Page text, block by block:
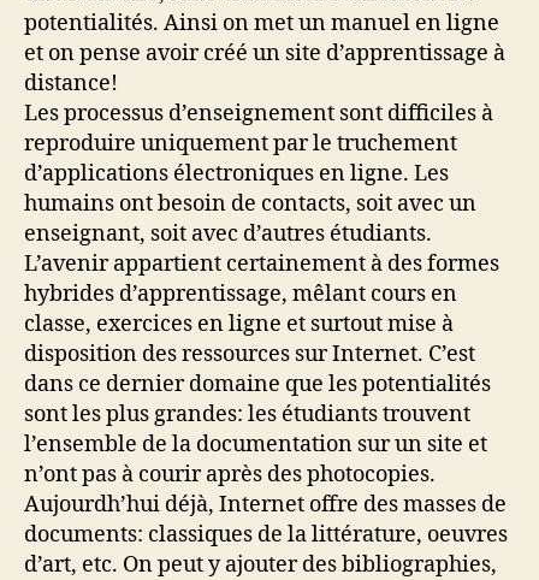
potentialités. Ainsi on met un manuel en ligne
et on pense avoir créé un site d’apprentissage à
distance!
Les processus d’enseignement sont difficiles à
reproduire uniquement par le truchement
d’applications électroniques en ligne. Les
humains ont besoin de contacts, soit avec un
enseignant, soit avec d’autres étudiants.
L’avenir appartient certainement à des formes
hybrides d’apprentissage, mêlant cours en
classe, exercices en ligne et surtout mise à
disposition des ressources sur Internet. C’est
dans ce dernier domaine que les potentialités
sont les plus grandes: les étudiants trouvent
l’ensemble de la documentation sur un site et
n’ont pas à courir après des photocopies.
Aujourdh’hui déjà, Internet offre des masses de
documents: classiques de la littérature, oeuvres
d’art, etc. On peut y ajouter des bibliographies,